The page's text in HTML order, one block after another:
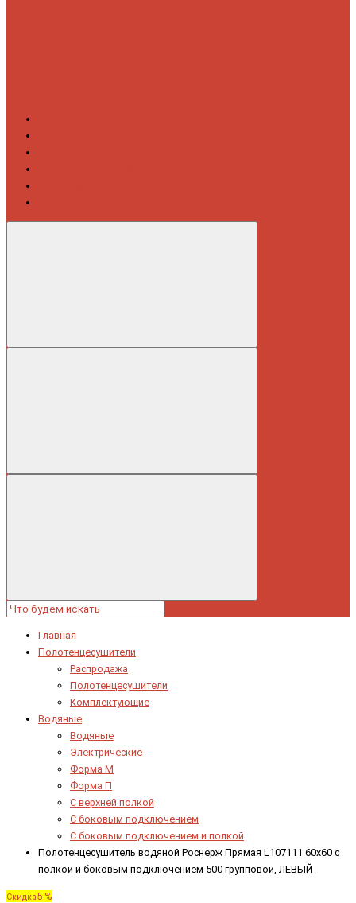
Главная
Полотенцесушители
Распродажа
Полотенцесушители
Комплектующие
Водяные
Водяные
Электрические
Форма М
Форма П
C верхней полкой
C боковым подключением
C боковым подключением и полкой
Полотенцесушитель водяной Роснерж Прямая L107111 60x60 с
полкой и боковым подключением 500 групповой, ЛЕВЫЙ
Скидка5 %